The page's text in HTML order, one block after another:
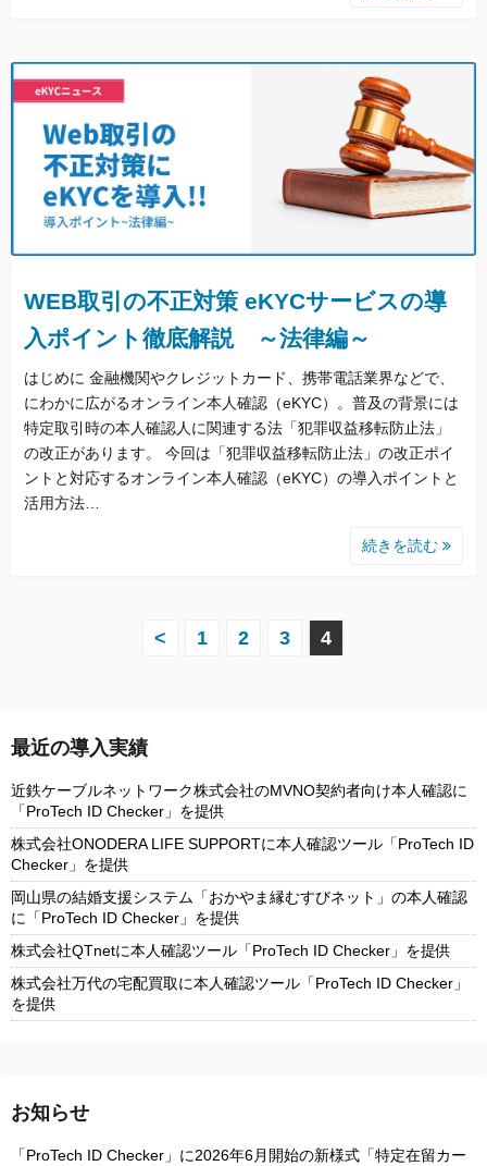
WEB取引の不正対策 eKYCサービスの導
入ポイント徹底解説 ～法律編～
はじめに 金融機関やクレジットカード、携帯電話業界などで、
にわかに広がるオンライン本人確認（eKYC）。普及の背景には
特定取引時の本人確認人に関連する法「犯罪収益移転防止法」
の改正があります。 今回は「犯罪収益移転防止法」の改正ポイ
ントと対応するオンライン本人確認（eKYC）の導入ポイントと
活用方法…
続きを読む
ペ
ー
ジ
送
り
< 1 2 3 4
最近の導入実績
近鉄ケーブルネットワーク株式会社のMVNO契約者向け本人確認に
「ProTech ID Checker」を提供
株式会社ONODERA LIFE SUPPORTに本人確認ツール「ProTech ID
Checker」を提供
岡山県の結婚支援システム「おかやま縁むすびネット」の本人確認
に「ProTech ID Checker」を提供
株式会社QTnetに本人確認ツール「ProTech ID Checker」を提供
株式会社万代の宅配買取に本人確認ツール「ProTech ID Checker」
を提供
お知らせ
「ProTech ID Checker」に2026年6月開始の新様式「特定在留カー